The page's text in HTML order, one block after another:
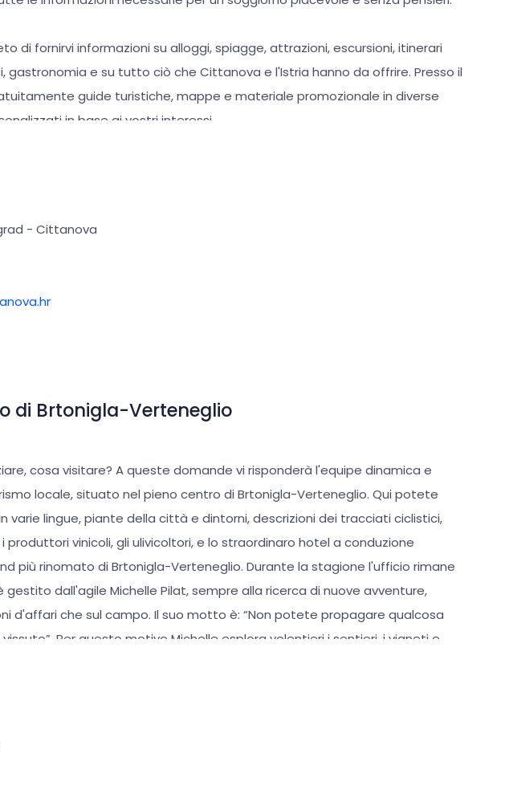
di fornirvi informazioni su alloggi, spiagge, attrazioni, escursioni, itinerari
gastronomia e su tutto ciò che Cittanova e l'Istria hanno da offrire. Presso il
guide turistiche, mappe e materiale promozionale in diverse
in base ai vostri interessi.
del sistema. Ai visitatori vengono inoltre fornite informazioni sulle
della destinazione.
sportivi e dedicati alle famiglie, offrendo ai visitatori l'opportunità di
- Cittanova
di Brtonigla-Verteneglio
cosa visitare? A queste domande vi risponderà l'equipe dinamica e
locale, situato nel pieno centro di Brtonigla-Verteneglio. Qui potete
varie lingue, piante della città e dintorni, descrizioni dei tracciati ciclistici,
produttori vinicoli, gli ulivicoltori, e lo straordinaro hotel a conduzione
più rinomato di Brtonigla-Verteneglio. Durante la stagione l'ufficio rimane
dall'agile Michelle Pilat, sempre alla ricerca di nuove avventure,
d'affari che sul campo. Il suo motto è: “Non potete propagare qualcosa
Per questo motivo Michelle esplora volentieri i sentieri, i vigneti e
Verteneglio e sarà lieta di condividere queste esperienze con voi. Il suo
del campeggio Park Umag, lo sportello info estivo sarà allestito anche
agli ospiti le bellezze dell'entroterra di Brtonigla-Verteneglio.